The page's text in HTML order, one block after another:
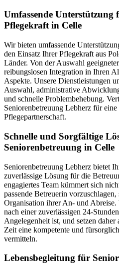
Umfassende
Pflegekraft in Celle
Wir bieten umfassende
den Einsatz Ihrer Pflegekraft aus
Länder. Von der Auswahl
reibungslosen Integration in Ihren
Aspekte. Unsere Dienstleistungen
Auswahl, administrative
und schnelle Problembehebung.
Seniorenbetreuung Lebherz für
Pflegepartnerschaft.
Schnelle und Sorgfältige
Seniorenbetreuung in Celle
Seniorenbetreuung Lebherz bietet
zuverlässige Lösung für die
engagiertes Team kümmert sich
passende Betreuerin
Organisation ihrer An- und Abreise.
nach einer zuverlässigen 24-
Angelegenheit ist, und setzen
Zeit eine kompetente und
vermitteln.
Lebensbegleitung für